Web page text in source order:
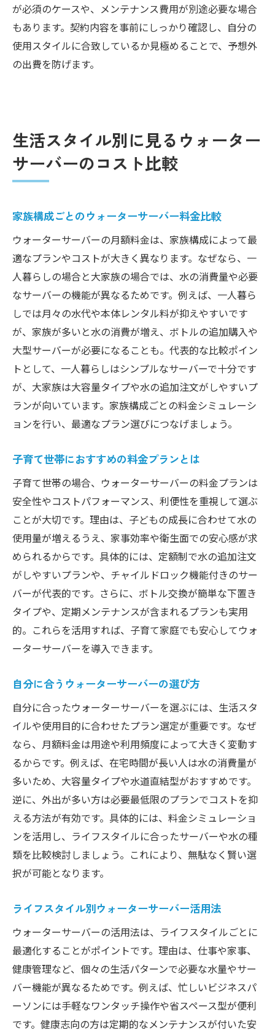
が必須のケースや、メンテナンス費用が別途必要な場合
もあります。契約内容を事前にしっかり確認し、自分の
使用スタイルに合致しているか見極めることで、予想外
の出費を防げます。
生活スタイル別に見るウォーター
サーバーのコスト比較
家族構成ごとのウォーターサーバー料金比較
ウォーターサーバーの月額料金は、家族構成によって最
適なプランやコストが大きく異なります。なぜなら、一
人暮らしの場合と大家族の場合では、水の消費量や必要
なサーバーの機能が異なるためです。例えば、一人暮ら
しでは月々の水代や本体レンタル料が抑えやすいです
が、家族が多いと水の消費が増え、ボトルの追加購入や
大型サーバーが必要になることも。代表的な比較ポイン
トとして、一人暮らしはシンプルなサーバーで十分です
が、大家族は大容量タイプや水の追加注文がしやすいプ
ランが向いています。家族構成ごとの料金シミュレーシ
ョンを行い、最適なプラン選びにつなげましょう。
子育て世帯におすすめの料金プランとは
子育て世帯の場合、ウォーターサーバーの料金プランは
安全性やコストパフォーマンス、利便性を重視して選ぶ
ことが大切です。理由は、子どもの成長に合わせて水の
使用量が増えるうえ、家事効率や衛生面での安心感が求
められるからです。具体的には、定額制で水の追加注文
がしやすいプランや、チャイルドロック機能付きのサー
バーが代表的です。さらに、ボトル交換が簡単な下置き
タイプや、定期メンテナンスが含まれるプランも実用
的。これらを活用すれば、子育て家庭でも安心してウォ
ーターサーバーを導入できます。
自分に合うウォーターサーバーの選び方
自分に合ったウォーターサーバーを選ぶには、生活スタ
イルや使用目的に合わせたプラン選定が重要です。なぜ
なら、月額料金は用途や利用頻度によって大きく変動す
るからです。例えば、在宅時間が長い人は水の消費量が
多いため、大容量タイプや水道直結型がおすすめです。
逆に、外出が多い方は必要最低限のプランでコストを抑
える方法が有効です。具体的には、料金シミュレーショ
ンを活用し、ライフスタイルに合ったサーバーや水の種
類を比較検討しましょう。これにより、無駄なく賢い選
択が可能となります。
ライフスタイル別ウォーターサーバー活用法
ウォーターサーバーの活用法は、ライフスタイルごとに
最適化することがポイントです。理由は、仕事や家事、
健康管理など、個々の生活パターンで必要な水量やサー
バー機能が異なるためです。例えば、忙しいビジネスパ
ーソンには手軽なワンタッチ操作や省スペース型が便利
です。健康志向の方は定期的なメンテナンスが付いた安